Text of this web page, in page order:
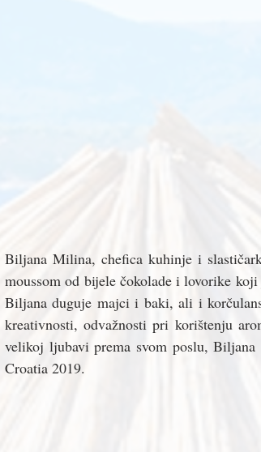
Biljana Milina, chefica kuhinje i
moussom od bijele čokolade i lovorike
Biljana duguje majci i baki, ali i
kreativnosti, odvažnosti pri korištenju
velikoj ljubavi prema svom poslu,
Croatia 2019.